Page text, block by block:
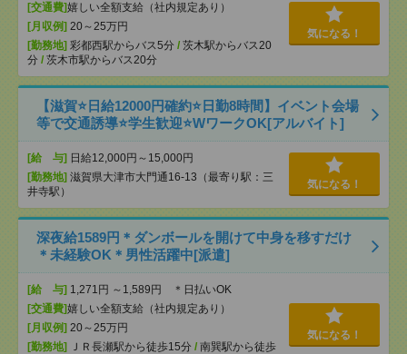
[交通費]嬉しい全額支給（社内規定あり）
[月収例] 20～25万円
[勤務地] 彩都西駅からバス5分 / 茨木駅からバス20
分 / 茨木市駅からバス20分
気になる！
【滋賀⭐️日給12000円確約⭐️日勤8時間】イベント会場
等で交通誘導⭐️学生歓迎⭐️WワークOK[アルバイト]
[給 与] 日給12,000円～15,000円
[勤務地] 滋賀県大津市大門通16-13（最寄り駅：三
井寺駅）
気になる！
深夜給1589円＊ダンボールを開けて中身を移すだけ
＊未経験OK＊男性活躍中[派遣]
[給 与] 1,271円 ～1,589円 ＊日払いOK
[交通費]嬉しい全額支給（社内規定あり）
[月収例] 20～25万円
[勤務地]
ＪＲ長瀬駅から徒歩15分 / 南巽駅から徒歩
気になる！